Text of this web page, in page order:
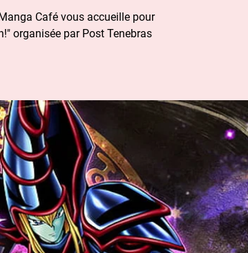
Café vous accueille pour
organisée par Post Tenebras